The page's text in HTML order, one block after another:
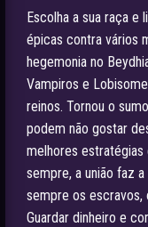
Escolha a sua raça e
épicas contra vários
hegemonia no
Vampiros e
reinos. Tornou o
podem não gostar
melhores
sempre, a união faz
sempre os escravos,
Guardar dinheiro e